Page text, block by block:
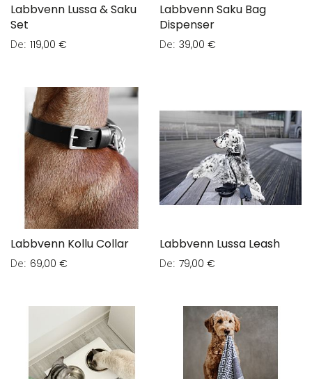
Labbvenn Lussa & Saku
Set
De 119,00 €
Labbvenn Saku Bag
Dispenser
De 39,00 €
Labbvenn Kollu Collar
De 69,00 €
Labbvenn Lussa Leash
De 79,00 €